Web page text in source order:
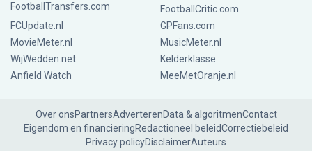
FootballTransfers.com
FootballCritic.com
FCUpdate.nl
GPFans.com
MovieMeter.nl
MusicMeter.nl
WijWedden.net
Kelderklasse
Anfield Watch
MeeMetOranje.nl
Over onsPartnersAdverterenData & algoritmenContact
Eigendom en financieringRedactioneel beleidCorrectiebeleid
Privacy policyDisclaimerAuteurs